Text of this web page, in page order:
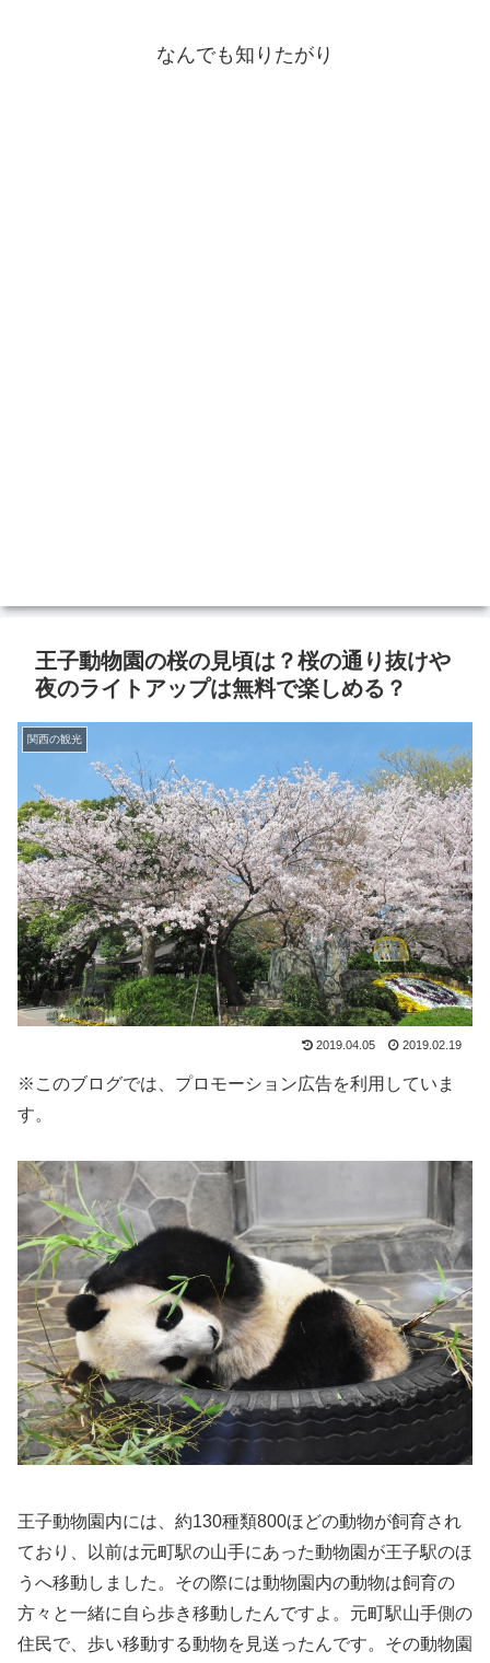
なんでも知りたがり
王子動物園の桜の見頃は？桜の通り抜けや
夜のライトアップは無料で楽しめる？
関西の観光
2019.04.05 2019.02.19
※このブログでは、プロモーション広告を利用していま
す。
王子動物園内には、約130種類800ほどの動物が飼育され
ており、以前は元町駅の山手にあった動物園が王子駅のほ
うへ移動しました。その際には動物園内の動物は飼育の
方々と一緒に自ら歩き移動したんですよ。元町駅山手側の
住民で、歩い移動する動物を見送ったんです。その動物園